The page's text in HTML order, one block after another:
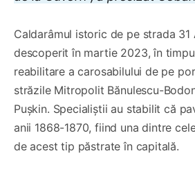
Caldarâmul istoric de pe strada
descoperit în martie 2023, în
reabilitare a carosabilului de pe
străzile Mitropolit Bănulescu-
Pușkin. Specialiștii au stabilit că
anii 1868-1870, fiind una dintre
de acest tip păstrate în capitală.